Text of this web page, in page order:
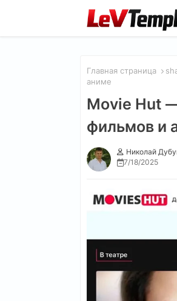
Главная страница
аниме
Movie Hut
фильмов и
Николай
7/18/2025